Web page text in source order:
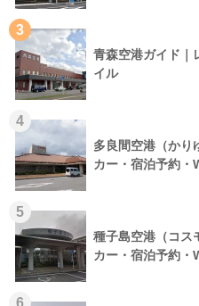
3
青森空港ガイド｜
イル
4
多良間空港（かり
カー・宿泊予約・
5
種子島空港（コス
カー・宿泊予約・
6